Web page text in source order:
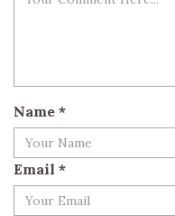
Name *
Email *